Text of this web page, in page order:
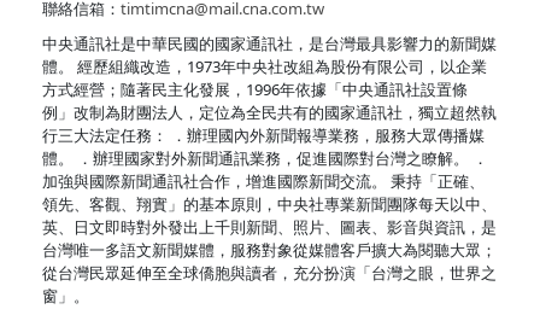
聯絡信箱： timtimcna@mail.cna.com.tw
中央通訊社是中華民國的國家通訊社，是台灣最具影響力的新聞媒
體。 經歷組織改造，1973年中央社改組為股份有限公司，以企業
方式經營；隨著民主化發展，1996年依據「中央通訊社設置條
例」改制為財團法人，定位為全民共有的國家通訊社，獨立超然執
行三大法定任務： ．辦理國內外新聞報導業務，服務大眾傳播媒
體。 ．辦理國家對外新聞通訊業務，促進國際對台灣之瞭解。 ．
加強與國際新聞通訊社合作，增進國際新聞交流。 秉持「正確、
領先、客觀、翔實」的基本原則，中央社專業新聞團隊每天以中、
英、日文即時對外發出上千則新聞、照片、圖表、影音與資訊，是
台灣唯一多語文新聞媒體，服務對象從媒體客戶擴大為閱聽大眾；
從台灣民眾延伸至全球僑胞與讀者，充分扮演「台灣之眼，世界之
窗」。